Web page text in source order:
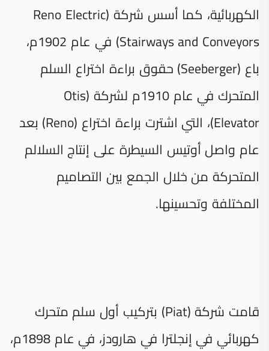
الكهربائية، كما أسس شركة (Reno Electric
Stairways and Conveyors) في عام 1902م،
باع (Seeberger) حقوق براءة اختراع السلم
المتحرك في عام 1910م لشركة (Otis
Elevator)، التي اشترت براءة اختراع (Reno) بعد
عام واصل أوتيس السيطرة على إنتاج السلالم
المتحركة من خلال الجمع بين التصاميم
المختلفة وتحسينها.
قامت شركة (Piat) بتركيب أول سلم متحرك
كهربائي في إنجلترا في هارودز، في عام 1898م،